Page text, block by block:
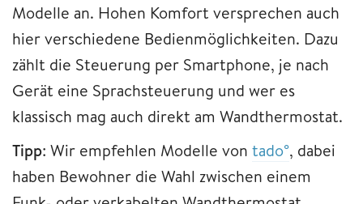
Modelle an. Hohen Komfort versprechen auch
hier verschiedene Bedienmöglichkeiten. Dazu
zählt die Steuerung per Smartphone, je nach
Gerät eine Sprachsteuerung und wer es
klassisch mag auch direkt am Wandthermostat.
Tipp: Wir empfehlen Modelle von tado°, dabei
haben Bewohner die Wahl zwischen einem